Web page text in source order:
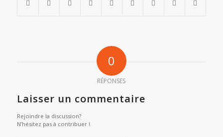
0
RÉPONSES
Laisser un commentaire
Rejoindre la discussion?
N’hésitez pas à contribuer !